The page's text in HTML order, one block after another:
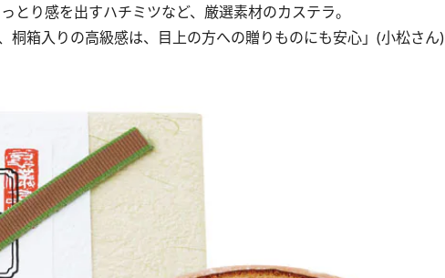
り感を出すハチミツなど、厳選素材のカステラ。
桐箱入りの高級感は、目上の方への贈りものにも安心」(小松さん)